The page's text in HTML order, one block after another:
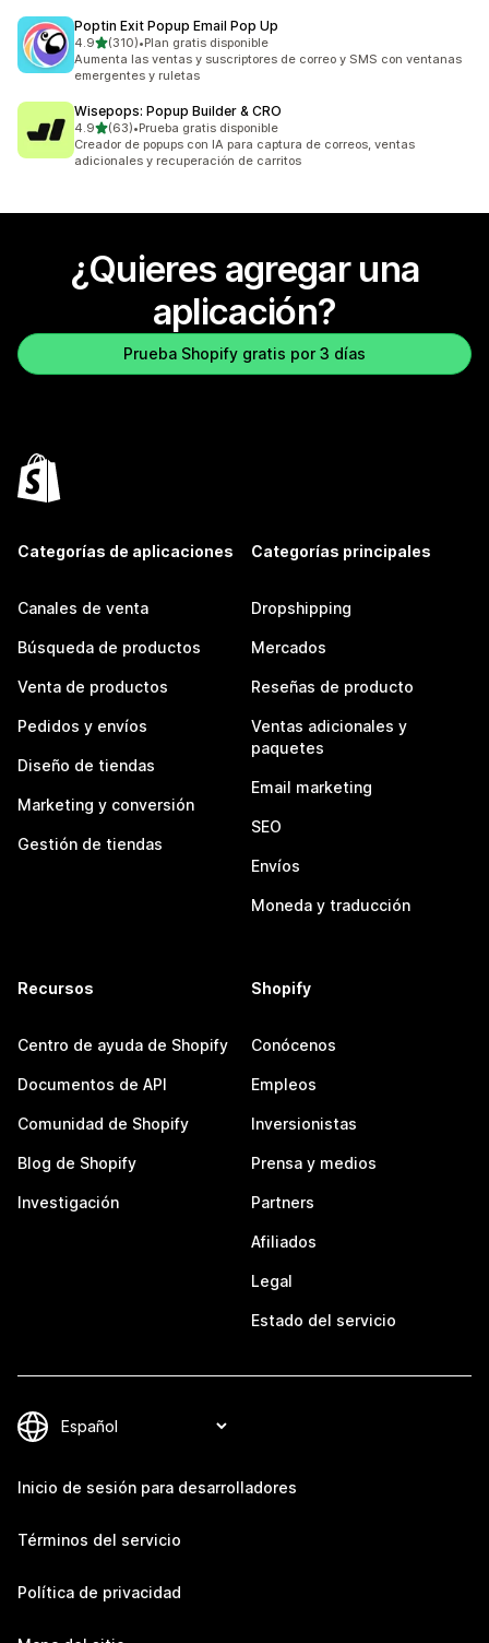
Poptin Exit Popup Email Pop Up
4.9de 5 estrellas
(310)
310 reseñas en total
•Plan gratis disponible
Aumenta las ventas y suscriptores de correo y SMS con ventanas
emergentes y ruletas
Wisepops: Popup Builder & CRO
4.9de 5 estrellas
(63)
63 reseñas en total
•Prueba gratis disponible
Creador de popups con IA para captura de correos, ventas
adicionales y recuperación de carritos
¿Quieres agregar una
aplicación?
Prueba Shopify gratis por 3 días
Categorías de aplicaciones
Canales de venta
Búsqueda de productos
Venta de productos
Pedidos y envíos
Diseño de tiendas
Marketing y conversión
Gestión de tiendas
Categorías principales
Dropshipping
Mercados
Reseñas de producto
Ventas adicionales y
paquetes
Email marketing
SEO
Envíos
Moneda y traducción
Recursos
Centro de ayuda de Shopify
Documentos de API
Comunidad de Shopify
Blog de Shopify
Investigación
Shopify
Conócenos
Empleos
Inversionistas
Prensa y medios
Partners
Afiliados
Legal
Estado del servicio
Inicio de sesión para desarrolladores
Términos del servicio
Política de privacidad